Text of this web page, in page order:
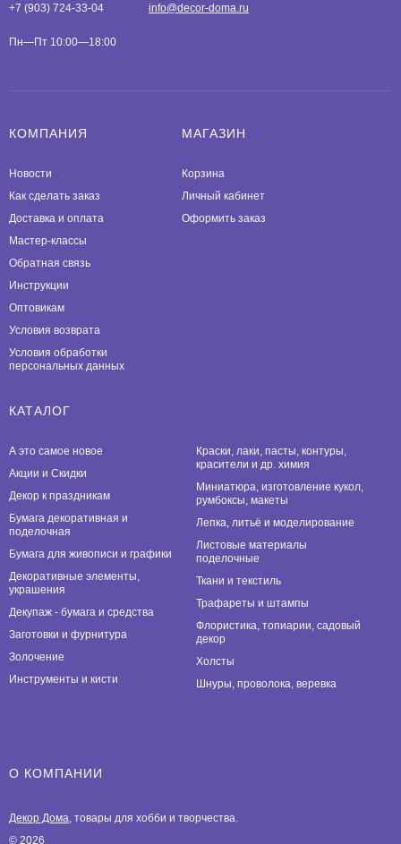
+7 (903) 724-33-04 info@decor-doma.ru
Пн—Пт 10:00—18:00
КОМПАНИЯ
Новости
Как сделать заказ
Доставка и оплата
Мастер-классы
Обратная связь
Инструкции
Оптовикам
Условия возврата
Условия обработки
персональных данных
МАГАЗИН
Корзина
Личный кабинет
Оформить заказ
КАТАЛОГ
А это самое новое
Акции и Скидки
Декор к праздникам
Бумага декоративная и
поделочная
Бумага для живописи и графики
Декоративные элементы,
украшения
Декупаж - бумага и средства
Заготовки и фурнитура
Золочение
Инструменты и кисти
Краски, лаки, пасты, контуры,
красители и др. химия
Миниатюра, изготовление кукол,
румбоксы, макеты
Лепка, литьё и моделирование
Листовые материалы
поделочные
Ткани и текстиль
Трафареты и штампы
Флористика, топиарии, садовый
декор
Холсты
Шнуры, проволока, веревка
О КОМПАНИИ
Декор Дома , товары для хобби и творчества.
© 2026